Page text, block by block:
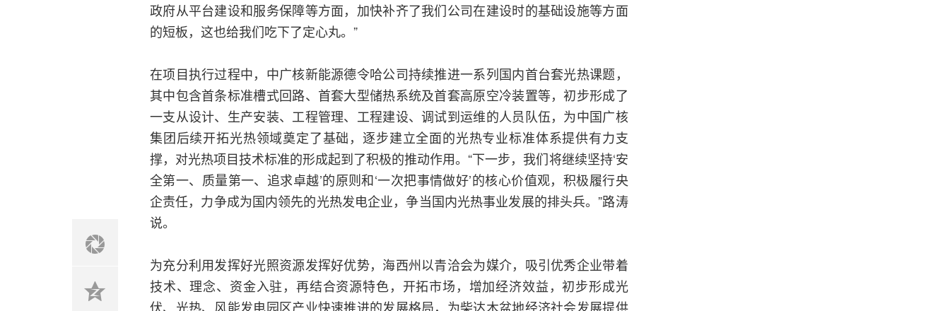
政府从平台建设和服务保障等方面，加快补齐了我们公司在建设时的基础设施等方面
的短板，这也给我们吃下了定心丸。”
在项目执行过程中，中广核新能源德令哈公司持续推进一系列国内首台套光热课题，
其中包含首条标准槽式回路、首套大型储热系统及首套高原空冷装置等，初步形成了
一支从设计、生产安装、工程管理、工程建设、调试到运维的人员队伍，为中国广核
集团后续开拓光热领域奠定了基础，逐步建立全面的光热专业标准体系提供有力支
撑，对光热项目技术标准的形成起到了积极的推动作用。“下一步，我们将继续坚持‘安
全第一、质量第一、追求卓越’的原则和‘一次把事情做好’的核心价值观，积极履行央
企责任，力争成为国内领先的光热发电企业，争当国内光热事业发展的排头兵。”路涛
说。
为充分利用发挥好光照资源发挥好优势，海西州以青洽会为媒介，吸引优秀企业带着
技术、理念、资金入驻，再结合资源特色，开拓市场，增加经济效益，初步形成光
伏、光热、风能发电园区产业快速推进的发展格局，为柴达木盆地经济社会发展提供